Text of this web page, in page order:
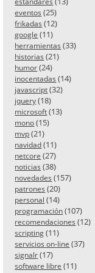
eventos (25)
frikadas (12)
google (11)
herramientas (33)
historias (21)
humor (24)
inocentadas (14)
javascript (32)
jquery (18)
microsoft (13)
mono (15)
mvp (21)
navidad (11)
netcore (27)
noticias (38)
novedades (157)
patrones (20)
personal (14)
programación (107)
recomendaciones (12)
scripting (11)
servicios on-line (37)
signalr (17)
software libre (11)